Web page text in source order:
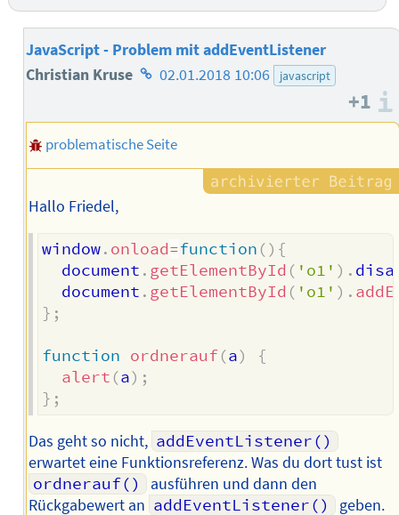
JavaScript - Problem mit addEventListener
Christian Kruse Homepage
Autors
02.01.2018 10:06 javascript
+1
problematische Seite
Hallo Friedel,
window. onload=function () {
  document
. getElementById ( 'o1' ) .
  document
. getElementById ( 'o1' ) .
} ;
function ordnerauf(a)
{
alert (a) ;
} ;
Das geht so nicht, addEventListener()
erwartet eine Funktionsreferenz. Was du dort tust ist
ordnerauf()
ausführen und dann den
Rückgabewert an addEventListener() geben.